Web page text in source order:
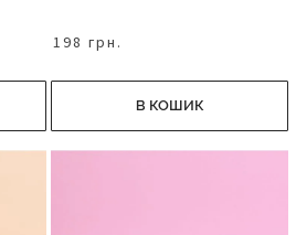
198 грн.
В КОШИК